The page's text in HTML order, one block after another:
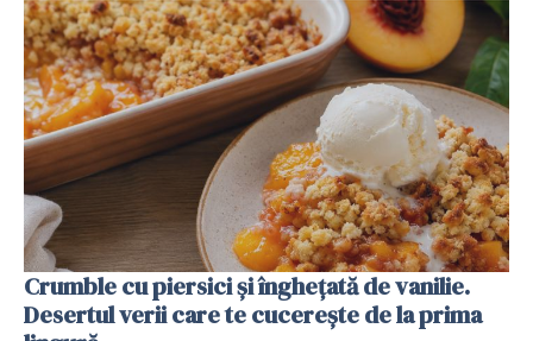
Crumble cu piersici și înghețată de vanilie.
Desertul verii care te cucerește de la prima